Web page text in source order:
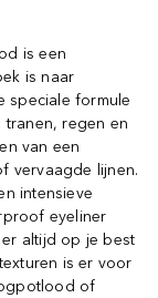
is een
is naar
speciale formule
regen en
van een
vervaagde lijnen.
intensieve
eyeliner
altijd op je best
is er voor
of